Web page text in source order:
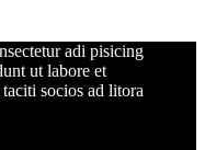
adi pisicing
ut labore et
socios ad litora
pisicing elit, sed do